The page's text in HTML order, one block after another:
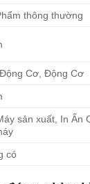
thông thường
Cơ, Động Cơ
sản xuất, In Ấn
có